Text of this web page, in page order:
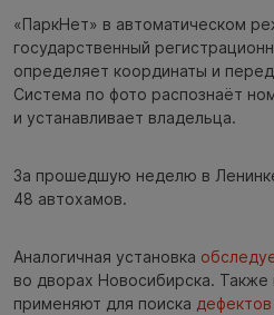
«ПаркНет» в автоматическом
государственный
определяет координаты и
Система по фото распознаёт
и устанавливает владельца.
За прошедшую неделю в
48 автохамов.
Аналогичная установка
во дворах Новосибирска. Также
применяют для поиска